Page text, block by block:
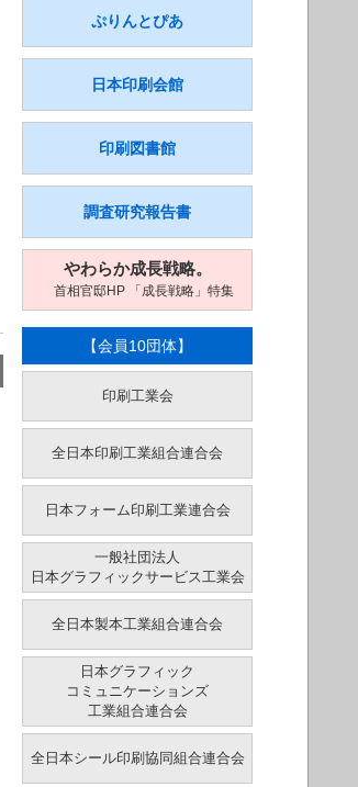
ぷりんとぴあ
日本印刷会館
印刷図書館
調査研究報告書
やわらか成長戦略。
首相官邸HP 「成長戦略」特集
【会員10団体】
印刷工業会
全日本印刷工業組合連合会
日本フォーム印刷工業連合会
一般社団法人
日本グラフィックサービス工業会
全日本製本工業組合連合会
日本グラフィック
コミュニケーションズ
工業組合連合会
全日本シール印刷協同組合連合会